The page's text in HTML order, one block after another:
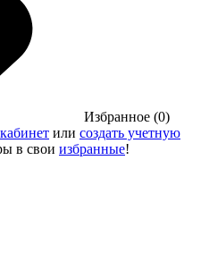
Избранное (0)
или создать учетную
в свои избранные!